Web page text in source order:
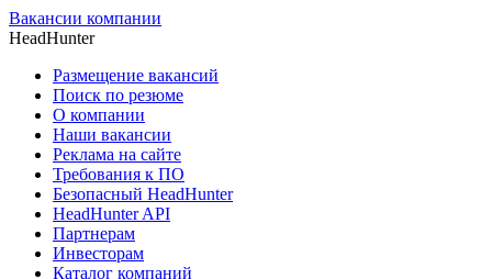
Вакансии компании
HeadHunter
Размещение вакансий
Поиск по резюме
О компании
Наши вакансии
Реклама на сайте
Требования к ПО
Безопасный HeadHunter
HeadHunter API
Партнерам
Инвесторам
Каталог компаний